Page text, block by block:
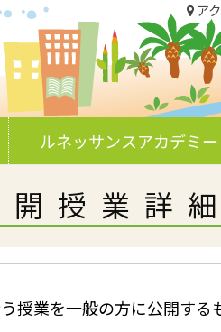
ア
ルネッサンスアカデミー
開授業詳細
業を一般の方に公開する